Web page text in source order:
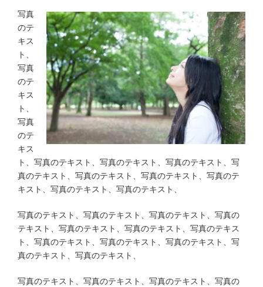
写真
のテ
キス
ト、
写真
のテ
キス
ト、
写真
のテ
キス
ト、写真のテキスト、写真のテキスト、写真のテキスト、写
真のテキスト、写真のテキスト、写真のテキスト、写真のテ
キスト、写真のテキスト、写真のテキスト、
写真のテキスト、写真のテキスト、写真のテキスト、写真の
テキスト、写真のテキスト、写真のテキスト、写真のテキス
ト、写真のテキスト、写真のテキスト、写真のテキスト、写
真のテキスト、写真のテキスト、
写真のテキスト、写真のテキスト、写真のテキスト、写真の